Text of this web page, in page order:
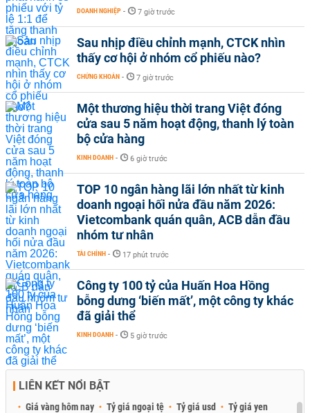
DOANH NGHIỆP - 7 giờ trước
Sau nhịp điều chỉnh mạnh, CTCK nhìn
thấy cơ hội ở nhóm cổ phiếu nào?
CHỨNG KHOÁN - 7 giờ trước
Một thương hiệu thời trang Việt đóng
cửa sau 5 năm hoạt động, thanh lý toàn
bộ cửa hàng
KINH DOANH - 6 giờ trước
TOP 10 ngân hàng lãi lớn nhất từ kinh
doanh ngoại hối nửa đầu năm 2026:
Vietcombank quán quân, ACB dẫn đầu
nhóm tư nhân
TÀI CHÍNH - 17 phút trước
Công ty 100 tỷ của Huấn Hoa Hồng
bỗng dưng ‘biến mất’, một công ty khác
đã giải thể
KINH DOANH - 5 giờ trước
LIÊN KẾT NỔI BẬT
Giá vàng hôm nay Tỷ giá ngoại tệ Tỷ giá usd Tỷ giá yen